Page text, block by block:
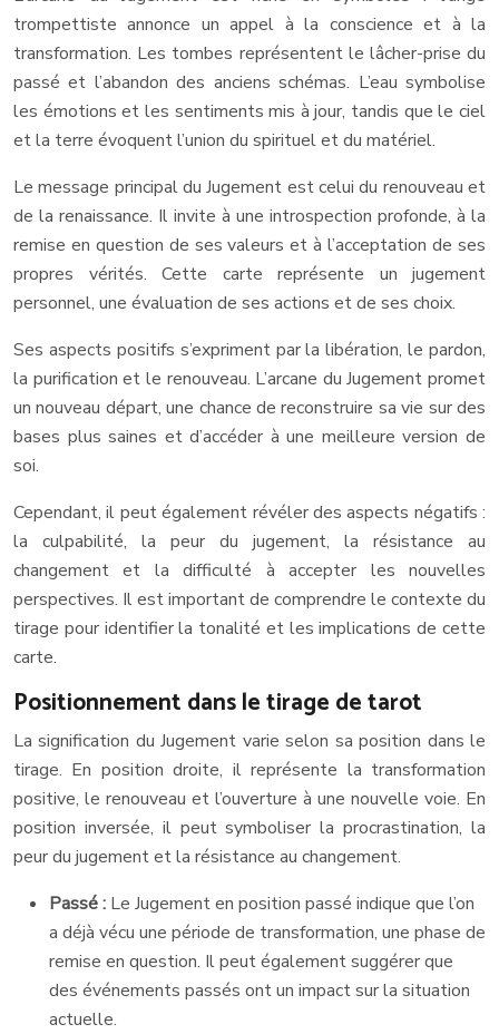
trompettiste annonce un appel à la conscience et à la
transformation. Les tombes représentent le lâcher-prise du
passé et l’abandon des anciens schémas. L’eau symbolise
les émotions et les sentiments mis à jour, tandis que le ciel
et la terre évoquent l’union du spirituel et du matériel.
Le message principal du Jugement est celui du renouveau et
de la renaissance. Il invite à une introspection profonde, à la
remise en question de ses valeurs et à l’acceptation de ses
propres vérités. Cette carte représente un jugement
personnel, une évaluation de ses actions et de ses choix.
Ses aspects positifs s’expriment par la libération, le pardon,
la purification et le renouveau. L’arcane du Jugement promet
un nouveau départ, une chance de reconstruire sa vie sur des
bases plus saines et d’accéder à une meilleure version de
soi.
Cependant, il peut également révéler des aspects négatifs :
la culpabilité, la peur du jugement, la résistance au
changement et la difficulté à accepter les nouvelles
perspectives. Il est important de comprendre le contexte du
tirage pour identifier la tonalité et les implications de cette
carte.
Positionnement dans le tirage de tarot
La signification du Jugement varie selon sa position dans le
tirage. En position droite, il représente la transformation
positive, le renouveau et l’ouverture à une nouvelle voie. En
position inversée, il peut symboliser la procrastination, la
peur du jugement et la résistance au changement.
Passé : Le Jugement en position passé indique que l’on
a déjà vécu une période de transformation, une phase de
remise en question. Il peut également suggérer que
des événements passés ont un impact sur la situation
actuelle.